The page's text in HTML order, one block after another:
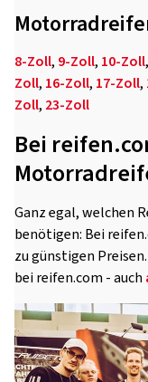
8-Zoll, 9-Zoll, 10-Zoll,
Zoll, 16-Zoll, 17-Zoll,
Zoll, 23-Zoll
Bei
Ganz egal, welchen
benötigen: Bei
zu günstigen
bei reifen.com - auch